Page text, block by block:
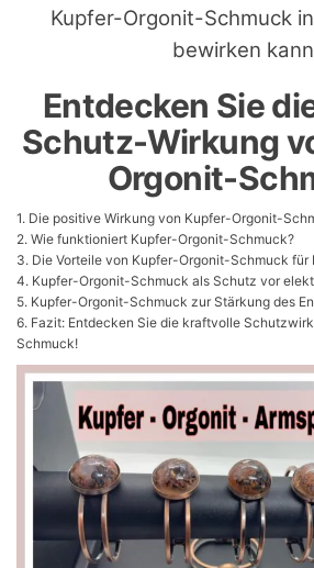
Kupfer-Orgonit-Schmuck
bewirken
Entdecken Sie
Schutz-Wirkung
Orgonit-
1. Die positive Wirkung von Kupfer-Orgonit-
2. Wie funktioniert Kupfer-Orgonit-Schmuck?
3. Die Vorteile von Kupfer-Orgonit-Schmuck für
4. Kupfer-Orgonit-Schmuck als Schutz vor
5. Kupfer-Orgonit-Schmuck zur Stärkung des
6. Fazit: Entdecken Sie die kraftvolle
Schmuck!